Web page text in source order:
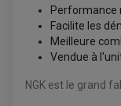
Performance
Facilite les
Meilleure
Vendue à
NGK est le grand